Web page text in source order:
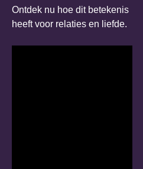
Ontdek nu hoe dit betekenis
heeft voor relaties en liefde.